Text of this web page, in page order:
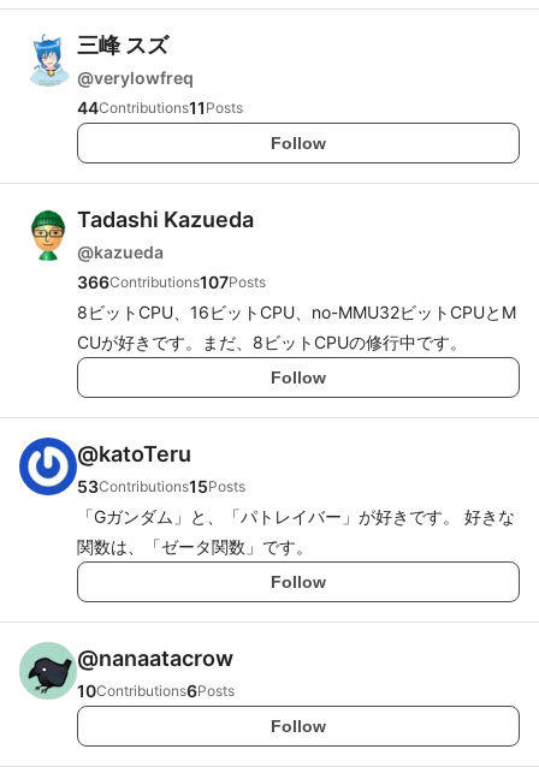
三峰 スズ
@verylowfreq
44Contributions11 Posts
Follow
Tadashi Kazueda
@kazueda
366Contributions107Posts
8ビットCPU、16ビットCPU、no-MMU32ビットCPUとM
CUが好きです。まだ、8ビットCPUの修行中です。
Follow
@katoTeru
53Contributions15Posts
「Gガンダム」と、「パトレイバー」が好きです。 好きな
関数は、「ゼータ関数」です。
Follow
@nanaatacrow
10Contributions6Posts
Follow